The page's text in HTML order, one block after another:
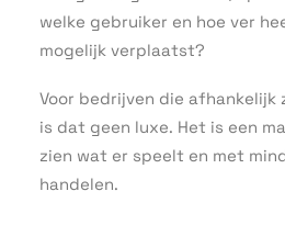
welke gebruiker en hoe ver
mogelijk verplaatst?
Voor bedrijven die
is dat geen luxe. Het is een
zien wat er speelt en met
handelen.